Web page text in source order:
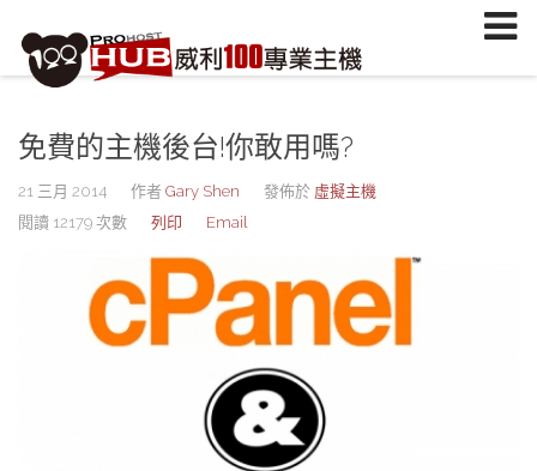
免費的主機後台!你敢用嗎?
21 三月 2014 作者 Gary Shen 發佈於 虛擬主機
閱讀 12179 次數
列印 Email
註冊/登入或註冊會員
密碼
忘記您的密碼？